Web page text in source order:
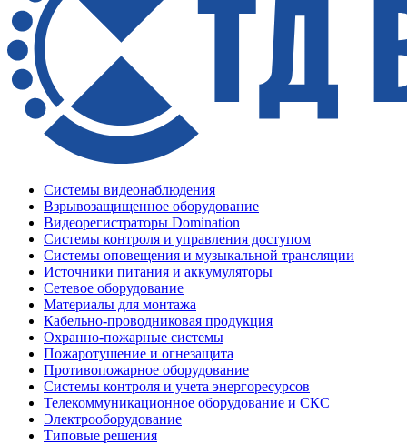
Системы видеонаблюдения
Взрывозащищенное оборудование
Видеорегистраторы Domination
Системы контроля и управления доступом
Системы оповещения и музыкальной трансляции
Источники питания и аккумуляторы
Сетевое оборудование
Материалы для монтажа
Кабельно-проводниковая продукция
Охранно-пожарные системы
Пожаротушение и огнезащита
Противопожарное оборудование
Системы контроля и учета энергоресурсов
Телекоммуникационное оборудование и СКС
Электрооборудование
Типовые решения